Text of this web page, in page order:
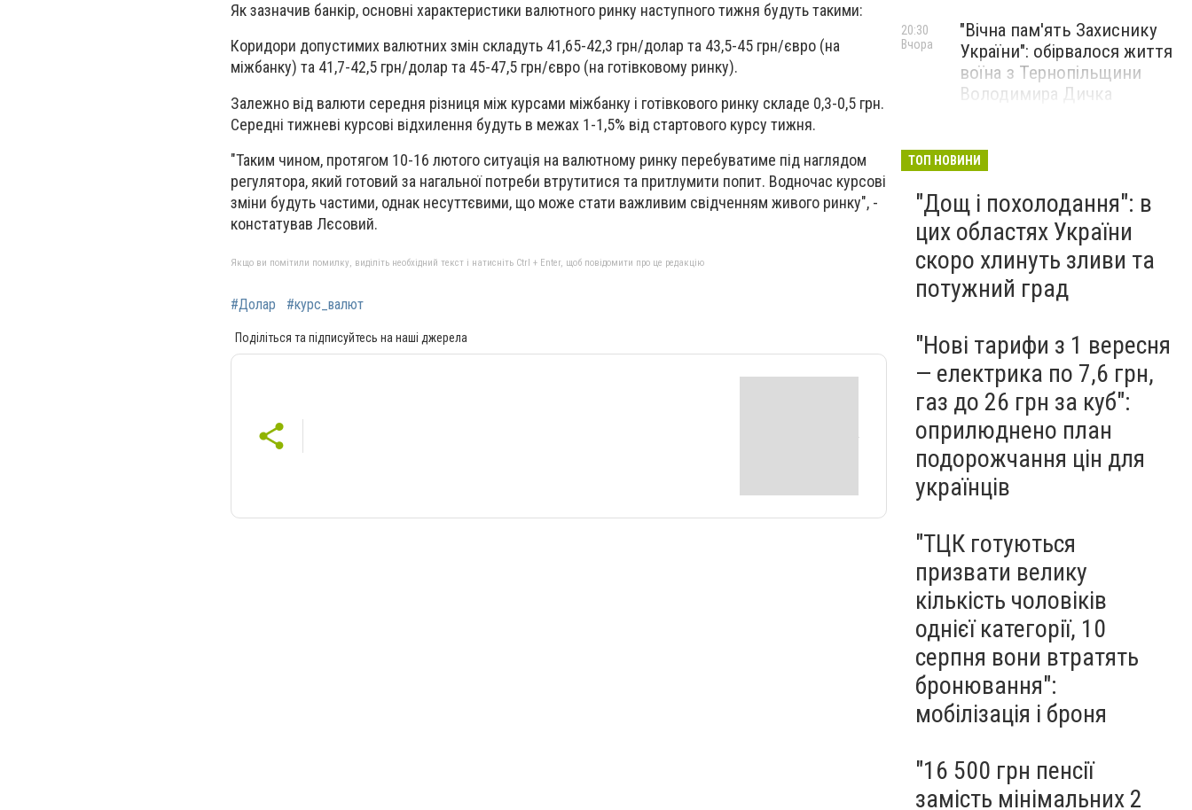
Як зазначив банкір, основні характеристики валютного ринку наступного тижня будуть такими:
Коридори допустимих валютних змін складуть 41,65-42,3 грн/долар та 43,5-45 грн/євро (на
міжбанку) та 41,7-42,5 грн/долар та 45-47,5 грн/євро (на готівковому ринку).
Залежно від валюти середня різниця між курсами міжбанку і готівкового ринку складе 0,3-0,5 грн.
Середні тижневі курсові відхилення будуть в межах 1-1,5% від стартового курсу тижня.
"Таким чином, протягом 10-16 лютого ситуація на валютному ринку перебуватиме під наглядом
регулятора, який готовий за нагальної потреби втрутитися та притлумити попит. Водночас курсові
зміни будуть частими, однак несуттєвими, що може стати важливим свідченням живого ринку", -
констатував Лєсовий.
Якщо ви помітили помилку, виділіть необхідний текст і натисніть Ctrl + Enter, щоб повідомити про це редакцію
#Долар #курс_валют
Поділіться та підписуйтесь на наші джерела
"Вічна пам'ять Захиснику
України": обірвалося життя
воїна з Тернопільщини
Володимира Дичка
20:30
Вчора
штрафувати за 3 вчинки,
додому": змусять оплатити
величезні суми
Вчора
ТОП НОВИНИ
"Дощ і похолодання": в
цих областях України
скоро хлинуть зливи та
потужний град
"Нові тарифи з 1 вересня
— електрика по 7,6 грн,
газ до 26 грн за куб":
оприлюднено план
подорожчання цін для
українців
"ТЦК готуються
призвати велику
кількість чоловіків
однієї категорії, 10
серпня вони втратять
бронювання":
мобілізація і броня
"16 500 грн пенсії
замість мінімальних 2